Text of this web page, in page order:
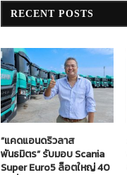
RECENT POSTS
“แคดแอนดริวลาส
พันธมิตร” รับมอบ Scania
Super Euro5 ล็อตใหญ่ 40